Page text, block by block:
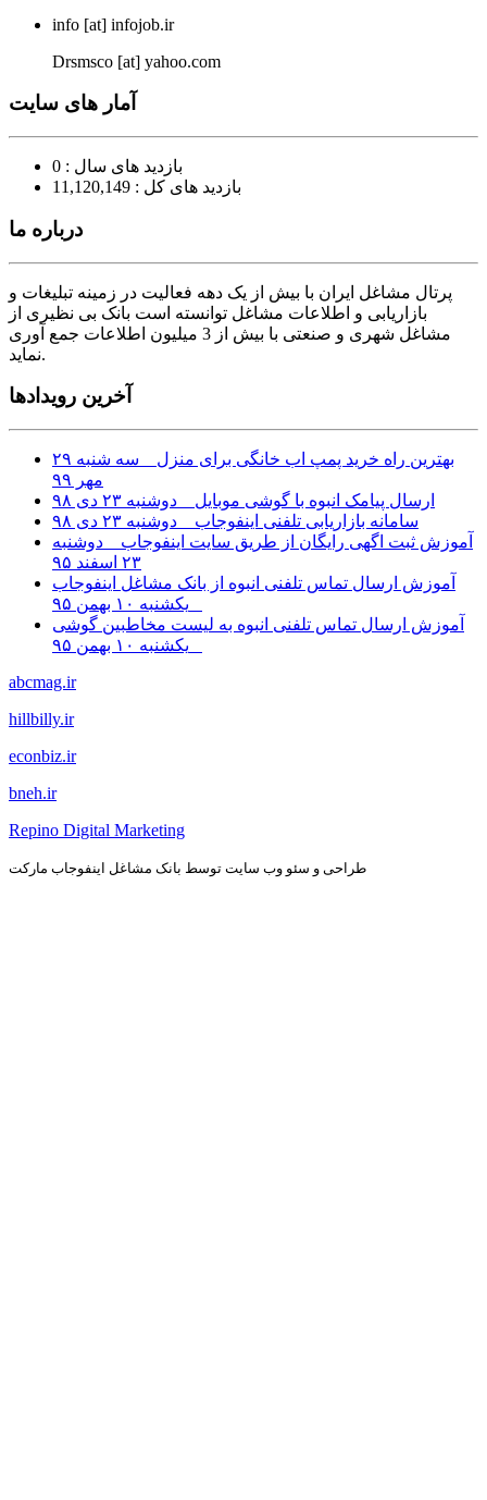
info [at] infojob.ir
Drsmsco [at] yahoo.com
آمار های سایت
بازدید های سال : 0
بازدید های کل : 11,120,149
درباره ما
پرتال مشاغل ایران با بیش از یک دهه فعالیت در زمینه تبلیغات و
بازاریابی و اطلاعات مشاغل توانسته است بانک بی نظیری از
مشاغل شهری و صنعتی با بیش از 3 میلیون اطلاعات جمع آوری
نماید.
آخرین رویدادها
بهترین راه خرید پمپ اب خانگی برای منزل
سه شنبه ۲۹
مهر ۹۹
ارسال پیامک انبوه با گوشی موبایل دوشنبه ۲۳ دی ۹۸
سامانه بازاریابی تلفنی اینفوجاب دوشنبه ۲۳ دی ۹۸
آموزش ثبت اگهی رایگان از طریق سایت اینفوجاب دوشنبه
۲۳ اسفند ۹۵
آموزش ارسال تماس تلفنی انبوه از بانک مشاغل اینفوجاب
یکشنبه ۱۰ بهمن ۹۵
آموزش ارسال تماس تلفنی انبوه به لیست مخاطبین گوشی
یکشنبه ۱۰ بهمن ۹۵
abcmag.ir
hillbilly.ir
econbiz.ir
bneh.ir
Repino Digital Marketing
طراحی و سئو وب سایت توسط بانک مشاغل اینفوجاب مارکت